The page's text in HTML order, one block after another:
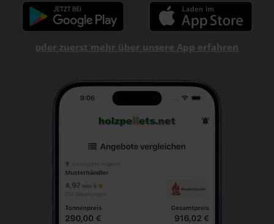
oder zuerst mehr über unsere App erfahren